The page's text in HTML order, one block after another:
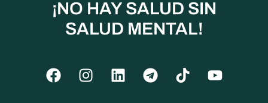
¡NO HAY SALUD SIN
SALUD MENTAL!